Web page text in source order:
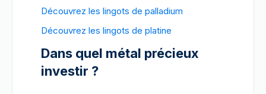
Découvrez les lingots de palladium
Découvrez les lingots de platine
Dans quel métal précieux
investir ?